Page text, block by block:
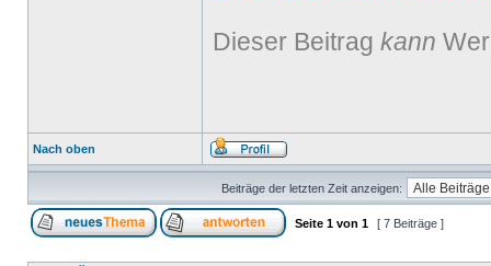
Dieser Beitrag kann
Nach oben
Beiträge der letzten Zeit anzeigen:
Seite 1 von 1 [ 7 Beiträge ]